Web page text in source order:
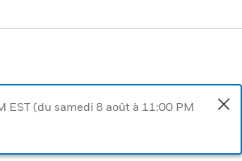
EST (du samedi 8 août à 11:00 PM